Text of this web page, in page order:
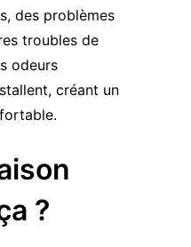
des problèmes
troubles de
odeurs
créant un
?